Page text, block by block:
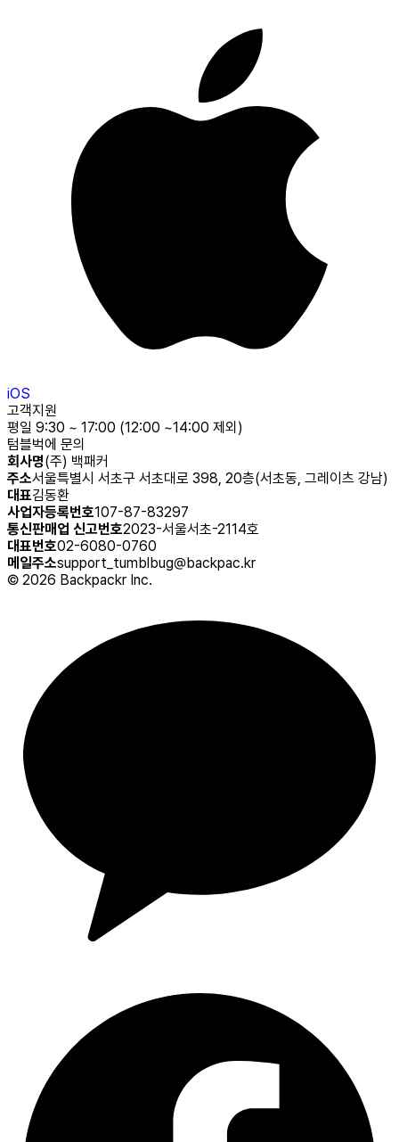
iOS
고객지원
평일 9:30 ~ 17:00 (12:00 ~14:00 제외)
텀블벅에 문의
회사명(주) 백패커
주소서울특별시 서초구 서초대로 398, 20층(서초동, 그레이츠 강남)
대표김동환
사업자등록번호107-87-83297
통신판매업 신고번호2023-서울서초-2114호
대표번호02-6080-0760
메일주소support_tumblbug@backpac.kr
© 2026 Backpackr Inc.